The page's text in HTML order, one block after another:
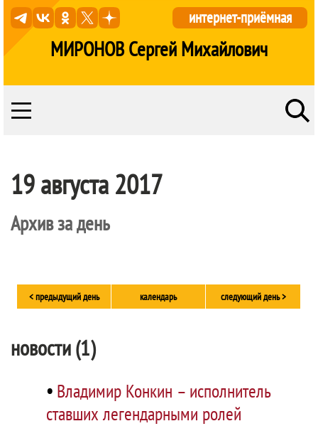
МИРОНОВ Сергей Михайлович
интернет-приёмная
19 августа 2017
Архив за день
< предыдущий день календарь следующий день >
новости (1)
• Владимир Конкин – исполнитель
ставших легендарными ролей